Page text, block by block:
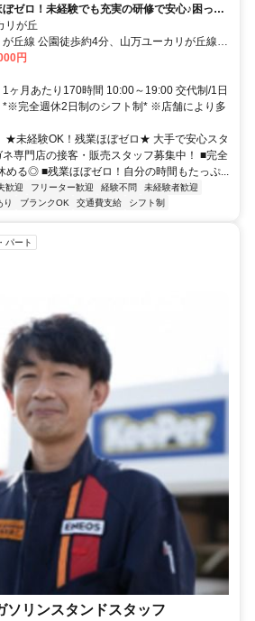
ゼロ！未経験でも充実の研修で安心♪困った
リが丘
丘線 公園徒歩約4分、山万ユーカリが丘線
、山万ユーカリが丘線 ユーカリが丘徒歩約10
円
ヶ月あたり170時間 10:00～19:00 交代制/1日
*※完全週休2日制のシフト制* ※店舗により多
★未経験OK！残業ほぼゼロ★ 大手で安心スタ
専門店の接客・販売スタッフ募集中！ ■完全
める◎ ■残業ほぼゼロ！自分の時間もたっぷ...
歓迎 フリーター歓迎 経験不問
未経験者歓迎
り ブランクOK 交通費支給 シフト制
パート
ソリンスタンドスタッフ